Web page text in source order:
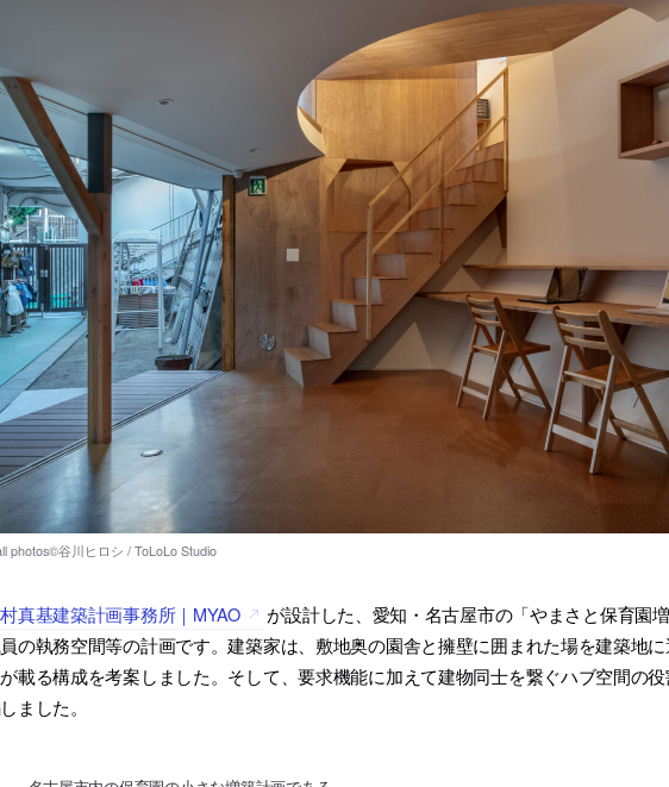
真基建築計画事務所｜MYAO
が設計した、愛知・名古屋市の「やまさと保育園増
の執務空間等の計画です。建築家は、敷地奥の園舎と擁壁に囲まれた場を建築地
載る構成を考案しました。そして、要求機能に加えて建物同士を繋ぐハブ空間の
ました。